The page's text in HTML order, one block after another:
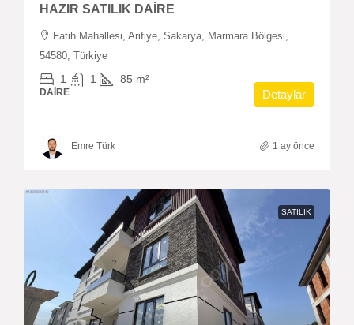
HAZIR SATILIK DAİRE
Fatih Mahallesi, Arifiye, Sakarya, Marmara Bölgesi,
54580, Türkiye
1 1 85 m²
DAIRE Detaylar
Emre Türk 1 ay önce
SATILIK